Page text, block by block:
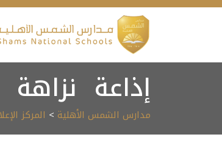
Skip
إذاعة نزاهة
مدارس الشمس الأهلية > المركز